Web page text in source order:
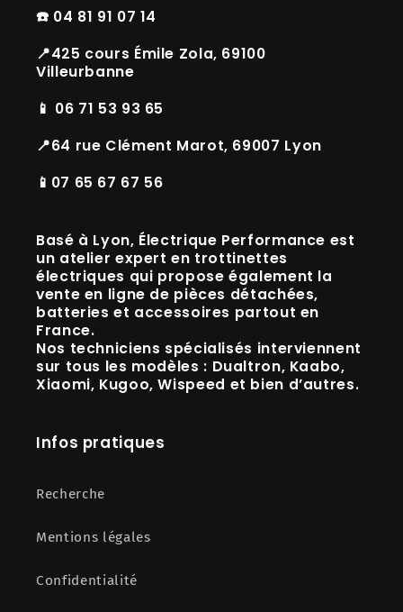
☎️ 04 81 91 07 14
📍425 cours Émile Zola, 69100
Villeurbanne
📱 06 71 53 93 65
📍64 rue Clément Marot, 69007 Lyon
📱07 65 67 67 56
Basé à Lyon, Électrique Performance est
un atelier expert en trottinettes
électriques qui propose également la
vente en ligne de pièces détachées,
batteries et accessoires partout en
France.
Nos techniciens spécialisés interviennent
sur tous les modèles : Dualtron, Kaabo,
Xiaomi, Kugoo, Wispeed et bien d’autres.
Infos pratiques
Recherche
Mentions légales
Confidentialité